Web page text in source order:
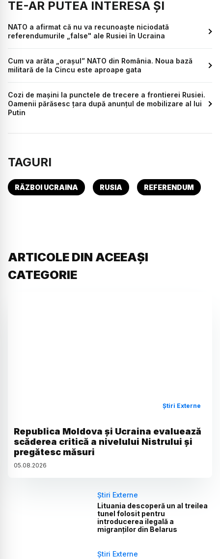
TE-AR PUTEA INTERESA ȘI
NATO a afirmat că nu va recunoaşte niciodată
referendumurile „false" ale Rusiei în Ucraina
Cum va arăta „orașul” NATO din România. Noua bază
militară de la Cincu este aproape gata
Cozi de mașini la punctele de trecere a frontierei Rusiei.
Oamenii părăsesc țara după anunțul de mobilizare al lui
Putin
TAGURI
RĂZBOI UCRAINA RUSIA REFERENDUM
ARTICOLE DIN ACEEAȘI
CATEGORIE
Știri Externe
Republica Moldova și Ucraina evaluează
scăderea critică a nivelului Nistrului și
pregătesc măsuri
05.08.2026
Știri Externe
Lituania descoperă un al treilea
tunel folosit pentru
introducerea ilegală a
migranților din Belarus
Știri Externe